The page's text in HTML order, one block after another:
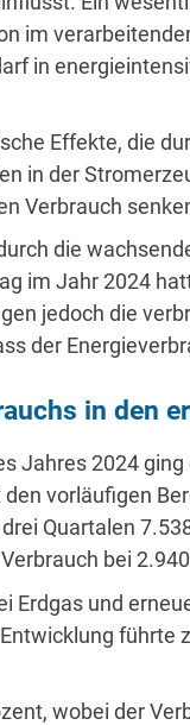
im
in
Effekte, die
in der
Verbrauch
die
im Jahr 2024
jedoch die
der
in den
Jahres 2024
vorläufigen
Quartalen
bei
Erdgas und
wobei der